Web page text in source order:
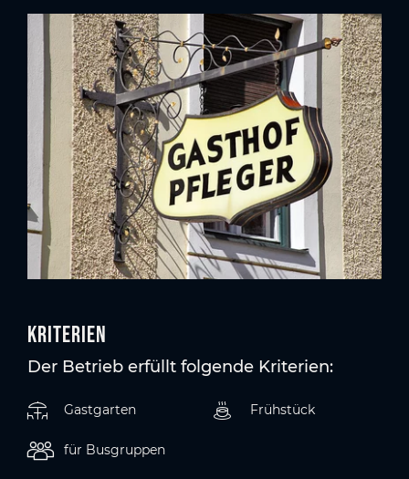
Kriterien
Der Betrieb erfüllt folgende Kriterien:
Gastgarten Frühstück
für Busgruppen